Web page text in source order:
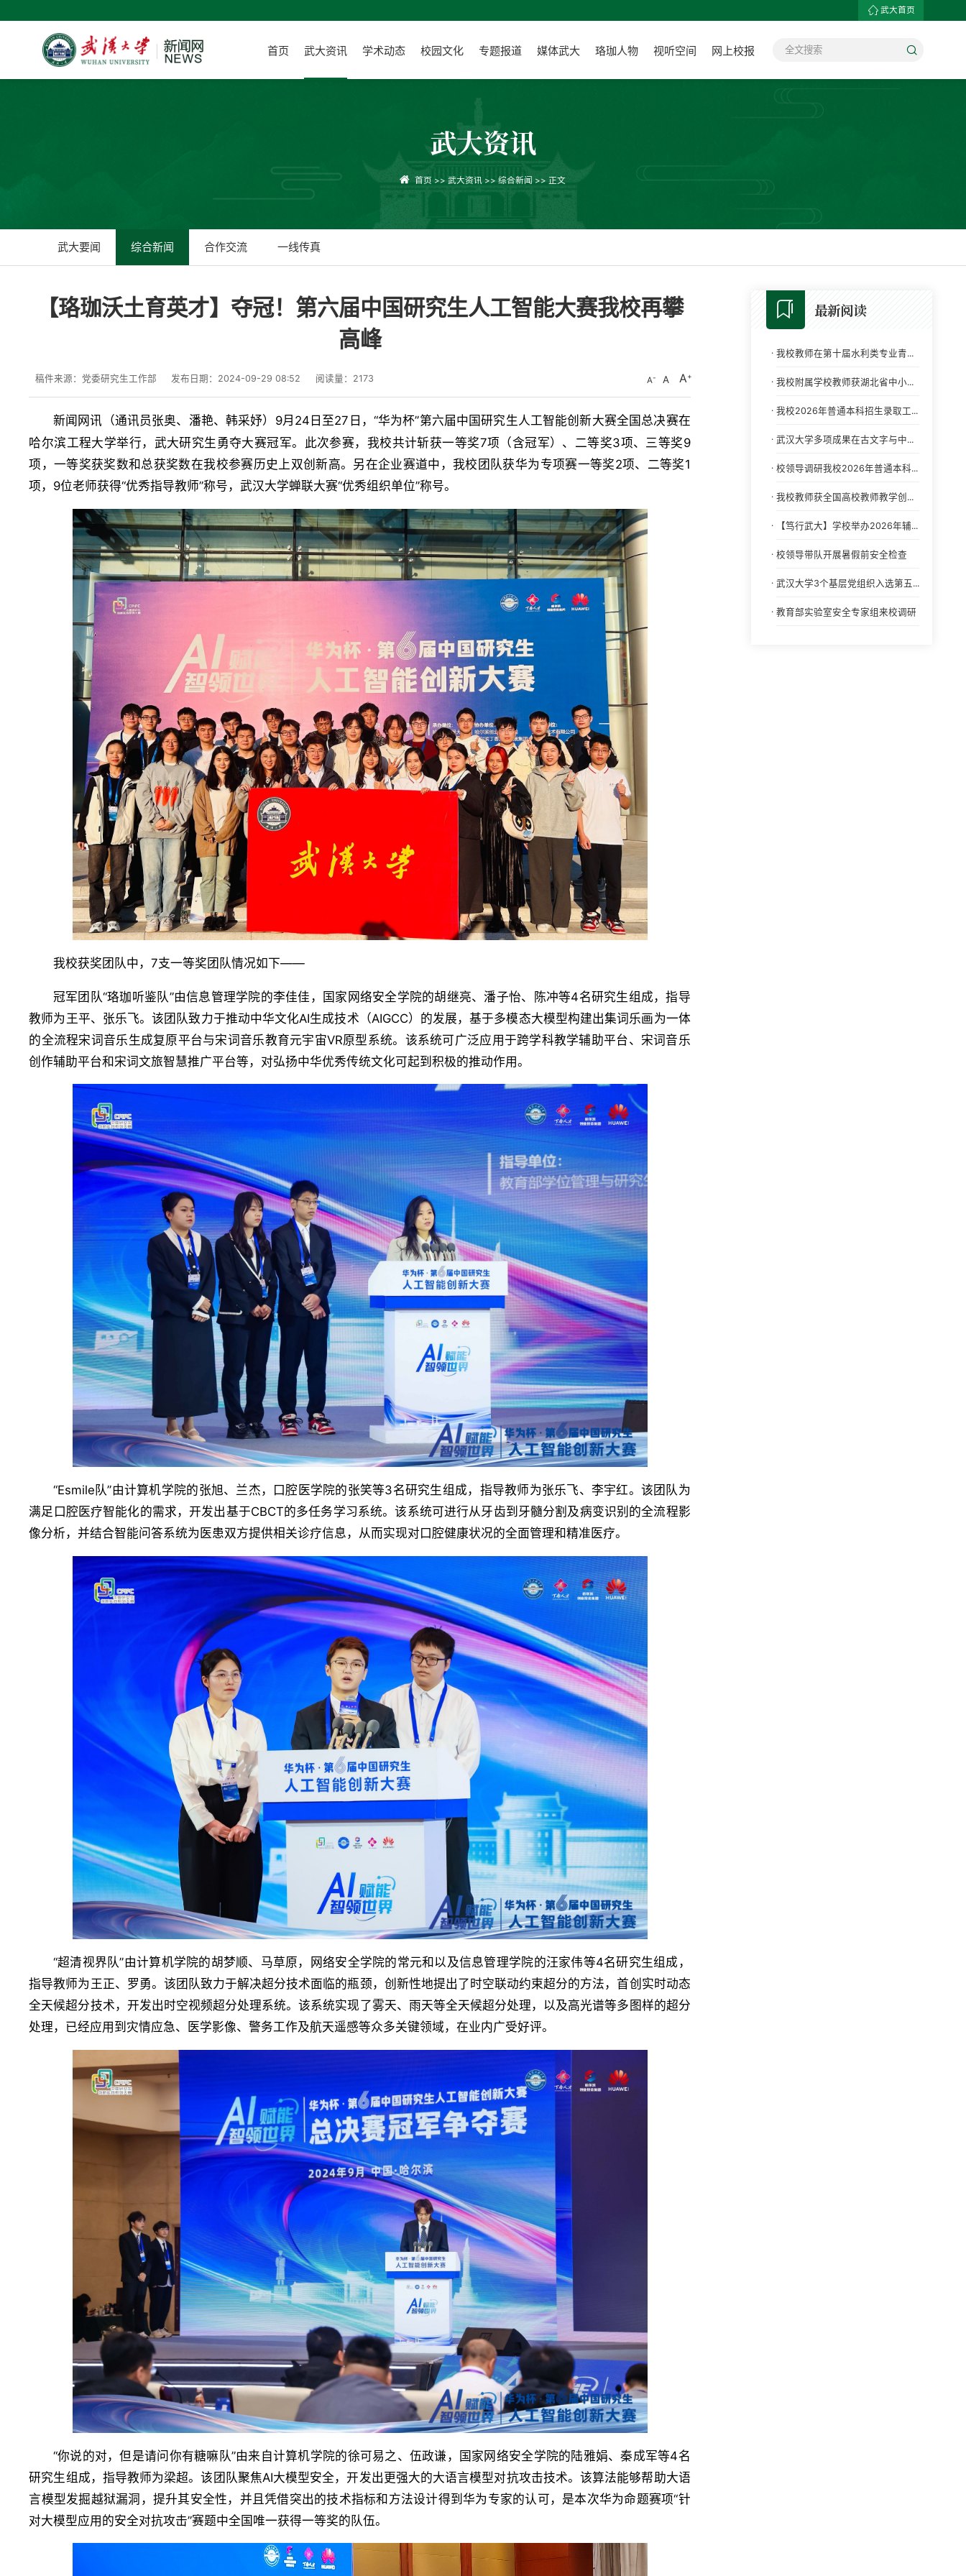
武大首页
首页 武大资讯 学术动态 校园文化 专题报道 媒体武大 珞珈人物 视听空间 网上校报
武大资讯
首页 >>武大资讯 >>综合新闻 >> 正文
武大要闻 综合新闻 合作交流 一线传真
【珞珈沃土育英才】夺冠！第六届中国研究生人工智能大赛我校再攀
高峰
稿件来源：党委研究生工作部 发布日期：2024-09-29 08:52 阅读量： 2173 A A A
新闻网讯（通讯员张奥、潘艳、韩采妤）9月24日至27日，“华为杯”第六届中国研究生人工智能创新大赛全国总决赛在
哈尔滨工程大学举行，武大研究生勇夺大赛冠军。此次参赛，我校共计斩获一等奖7项（含冠军）、二等奖3项、三等奖9
项，一等奖获奖数和总获奖数在我校参赛历史上双创新高。另在企业赛道中，我校团队获华为专项赛一等奖2项、二等奖1
项，9位老师获得“优秀指导教师”称号，武汉大学蝉联大赛“优秀组织单位”称号。
我校获奖团队中，7支一等奖团队情况如下——
冠军团队“珞珈听鉴队”由信息管理学院的李佳佳，国家网络安全学院的胡继亮、潘子怡、陈冲等4名研究生组成，指导
教师为王平、张乐飞。该团队致力于推动中华文化AI生成技术（AIGCC）的发展，基于多模态大模型构建出集词乐画为一体
的全流程宋词音乐生成复原平台与宋词音乐教育元宇宙VR原型系统。该系统可广泛应用于跨学科教学辅助平台、宋词音乐
创作辅助平台和宋词文旅智慧推广平台等，对弘扬中华优秀传统文化可起到积极的推动作用。
“Esmile队”由计算机学院的张旭、兰杰，口腔医学院的张笑等3名研究生组成，指导教师为张乐飞、李宇红。该团队为
满足口腔医疗智能化的需求，开发出基于CBCT的多任务学习系统。该系统可进行从牙齿到牙髓分割及病变识别的全流程影
像分析，并结合智能问答系统为医患双方提供相关诊疗信息，从而实现对口腔健康状况的全面管理和精准医疗。
“超清视界队”由计算机学院的胡梦顺、马草原，网络安全学院的常元和以及信息管理学院的汪家伟等4名研究生组成，
指导教师为王正、罗勇。该团队致力于解决超分技术面临的瓶颈，创新性地提出了时空联动约束超分的方法，首创实时动态
全天候超分技术，开发出时空视频超分处理系统。该系统实现了雾天、雨天等全天候超分处理，以及高光谱等多图样的超分
处理，已经应用到灾情应急、医学影像、警务工作及航天遥感等众多关键领域，在业内广受好评。
“你说的对，但是请问你有糖嘛队”由来自计算机学院的徐可易之、伍政谦，国家网络安全学院的陆雅娟、秦成军等4名
研究生组成，指导教师为梁超。该团队聚焦AI大模型安全，开发出更强大的大语言模型对抗攻击技术。该算法能够帮助大语
言模型发掘越狱漏洞，提升其安全性，并且凭借突出的技术指标和方法设计得到华为专家的认可，是本次华为命题赛项“针
对大模型应用的安全对抗攻击”赛题中全国唯一获得一等奖的队伍。
最新阅读
· 我校教师在第十届水利类专业青...
· 我校附属学校教师获湖北省中小...
· 我校2026年普通本科招生录取工...
· 武汉大学多项成果在古文字与中...
· 校领导调研我校2026年普通本科...
· 我校教师获全国高校教师教学创...
· 【笃行武大】学校举办2026年辅...
· 校领导带队开展暑假前安全检查
· 武汉大学3个基层党组织入选第五...
· 教育部实验室安全专家组来校调研